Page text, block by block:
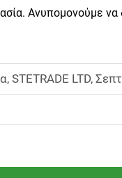
Ανυπομονούμε
LTD,